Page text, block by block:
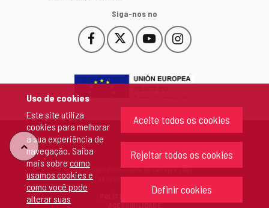
Uso de cookies
Este site utiliza
cookies para melhorar
a sua experiência de
navegação. Saiba
mais sobre como
usamos cookies e
como você pode
alterar suas
Aceite todos os cookies
Rejeitar todos os cookies
Definir cookies
Siga-nos no
Facebook
Este
enlace
abrirá
nueva.
Este
enlace
abrirá
ventana
YouTube
Este
enlace
abrirá
ventana
Instagram
Este
enlace
abrirá
ventana
"Voltar
ao
topo"
Copyright 2026 - Junta de Castela e Leão
Todos os direitos reservados
POLÍTICA DE COOKIES
ACESSIBILIDADE